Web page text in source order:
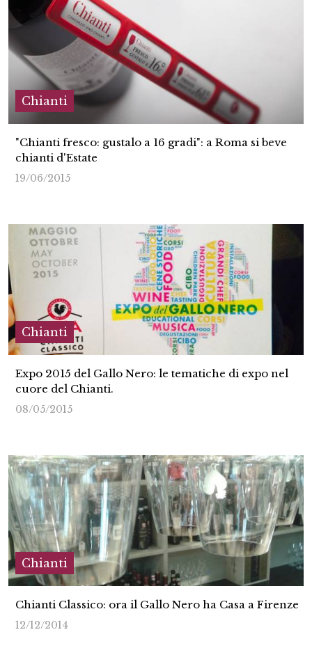
Chianti
"Chianti fresco: gustalo a 16 gradi": a Roma si beve
chianti d'Estate
19/06/2015
Chianti
Expo 2015 del Gallo Nero: le tematiche di expo nel
cuore del Chianti.
08/05/2015
Chianti
Chianti Classico: ora il Gallo Nero ha Casa a Firenze
12/12/2014